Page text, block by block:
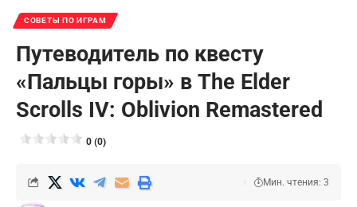
СОВЕТЫ ПО ИГРАМ
Путеводитель по квесту
«Пальцы горы» в The Elder
Scrolls IV: Oblivion Remastered
0 (0)
Мин. чтения: 3